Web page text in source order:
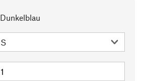
Dunkelblau